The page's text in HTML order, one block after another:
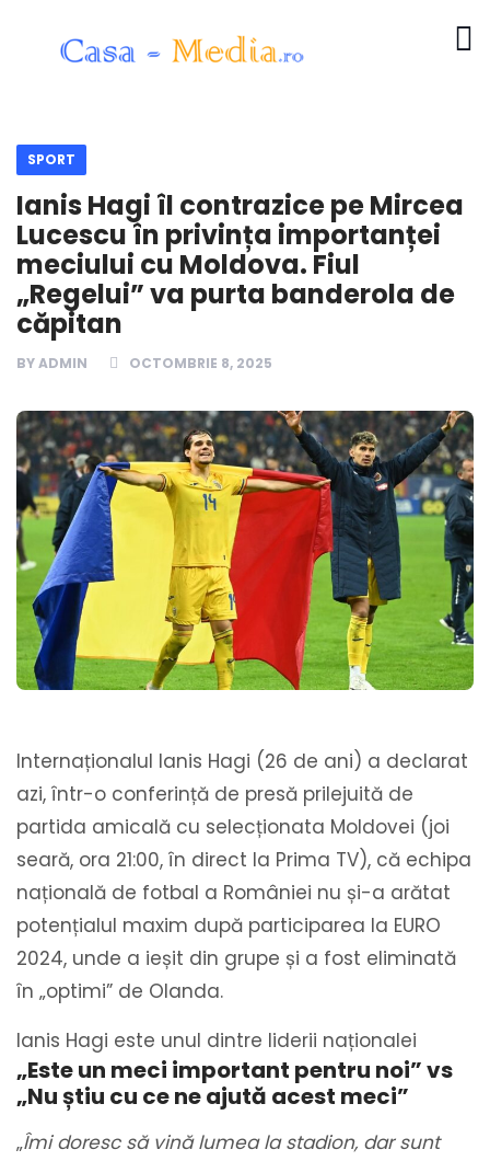
SPORT
Ianis Hagi îl contrazice pe Mircea
Lucescu în privința importanței
meciului cu Moldova. Fiul
„Regelui” va purta banderola de
căpitan
BYADMIN OCTOMBRIE 8, 2025
Internaționalul Ianis Hagi (26 de ani) a declarat
azi, într-o conferință de presă prilejuită de
partida amicală cu selecționata Moldovei (joi
seară, ora 21:00, în direct la Prima TV), că echipa
națională de fotbal a României nu și-a arătat
potențialul maxim după participarea la EURO
2024, unde a ieșit din grupe și a fost eliminată
în „optimi” de Olanda.
Ianis Hagi este unul dintre liderii naționalei
„Este un meci important pentru noi” vs
„Nu știu cu ce ne ajută acest meci”
„Îmi doresc să vină lumea la stadion, dar sunt